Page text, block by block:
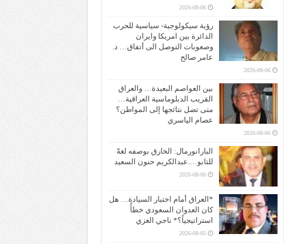
2026-08-06
رؤية سيكولوجية- سياسية للحرب
الدائرة بين امريكا وايران
وصعوبات التوصل الى أتفاق… د.
عامر صالح
2026-08-06
بين العواصم البعيدة… والعراق
القريب الدبلوماسية العراقية…
متى تصل نتائجها إلى المواطن؟
عصام الياسري
2026-08-06
البارانورمال: الخارق بوصفه لغةً
للتابو….عبدالكريم حنون السعيد
2026-08-06
*العراق أمام اختبار السيادة… هل
كان العدوان السعودي خطأً
استراتيجياً؟* ناجي الغزي
2026-08-05